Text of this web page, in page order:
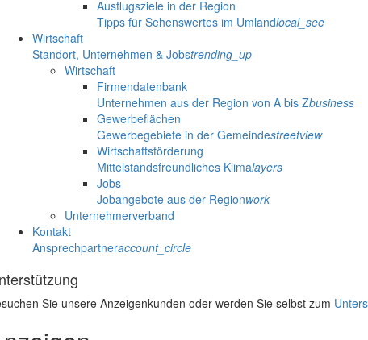
Ausflugsziele in der Region
Tipps für Sehenswertes im Umlandlocal_see
Wirtschaft
Standort, Unternehmen & Jobstrending_up
Wirtschaft
Firmendatenbank
Unternehmen aus der Region von A bis Zbusiness
Gewerbeflächen
Gewerbegebiete in der Gemeindestreetview
Wirtschaftsförderung
Mittelstandsfreundliches Klimalayers
Jobs
Jobangebote aus der Regionwork
Unternehmerverband
Kontakt
Ansprechpartneraccount_circle
Sie unsere Anzeigenkunden oder werden Sie selbst zum